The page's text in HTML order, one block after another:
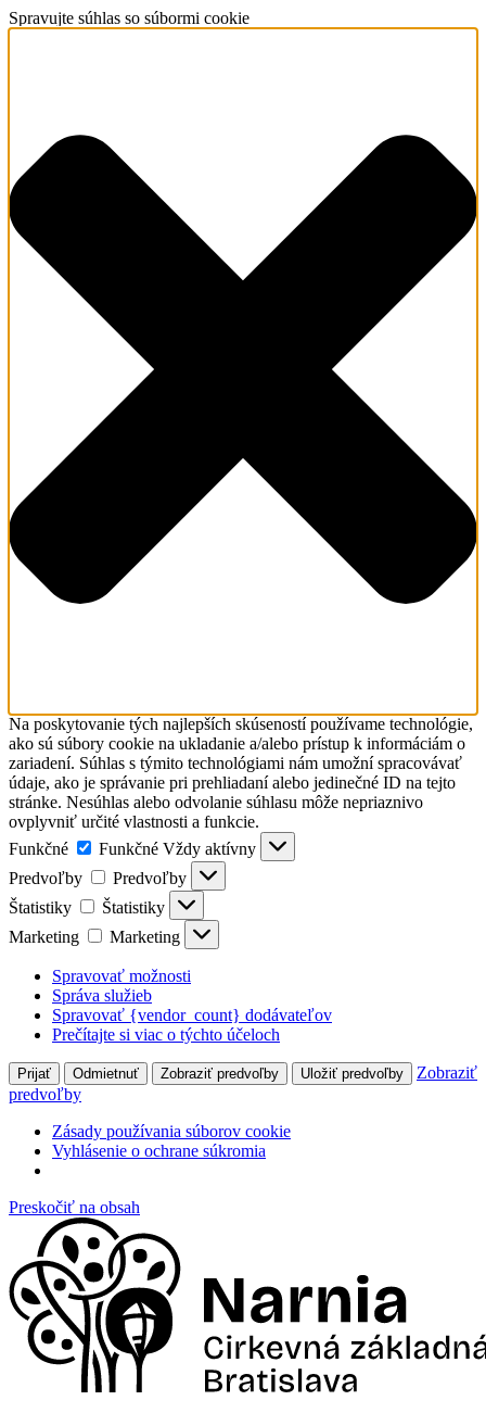
Spravujte súhlas so súbormi cookie
Na poskytovanie tých najlepších skúseností používame technológie,
ako sú súbory cookie na ukladanie a/alebo prístup k informáciám o
zariadení. Súhlas s týmito technológiami nám umožní spracovávať
údaje, ako je správanie pri prehliadaní alebo jedinečné ID na tejto
stránke. Nesúhlas alebo odvolanie súhlasu môže nepriaznivo
ovplyvniť určité vlastnosti a funkcie.
Funkčné
Funkčné Vždy aktívny
Predvoľby
Predvoľby
Štatistiky
Štatistiky
Marketing
Marketing
Spravovať možnosti
Správa služieb
Spravovať {vendor_count} dodávateľov
Prečítajte si viac o týchto účeloch
Prijať Odmietnuť Zobraziť predvoľby Uložiť predvoľby
Zobraziť
predvoľby
Zásady používania súborov cookie
Vyhlásenie o ochrane súkromia
Preskočiť na obsah